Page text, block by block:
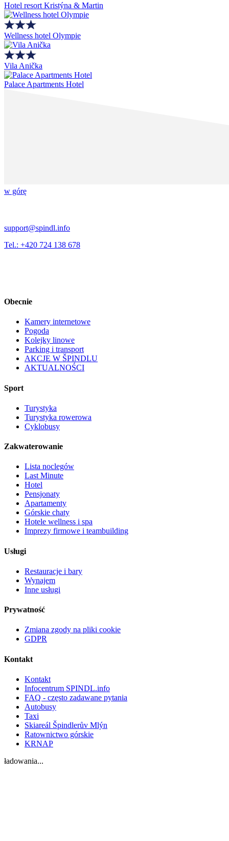
Hotel resort Kristýna & Martin
Wellness hotel Olympie
Vila Anička
Palace Apartments Hotel
w górę
support@spindl.info
Tel.: +420 724 138 678
Obecnie
Kamery internetowe
Pogoda
Kolejky linowe
Parking i transport
AKCJE W ŠPINDLU
AKTUALNOŚCI
Sport
Turystyka
Turystyka rowerowa
Cyklobusy
Zakwaterowanie
Lista noclegów
Last Minute
Hotel
Pensjonaty
Apartamenty
Górskie chaty
Hotele wellness i spa
Imprezy firmowe i teambuilding
Usługi
Restauracje i bary
Wynajem
Inne usługi
Prywatność
Zmiana zgody na pliki cookie
GDPR
Kontakt
Kontakt
Infocentrum SPINDL.info
FAQ - często zadawane pytania
Autobusy
Taxi
Skiareál Špindlerův Mlýn
Ratownictwo górskie
KRNAP
ładowania...